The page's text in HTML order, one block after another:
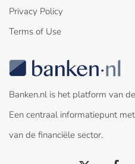
Privacy Policy
Terms of Use
Banken.nl is het platform van
Een centraal informatiepunt
van de financiële sector.